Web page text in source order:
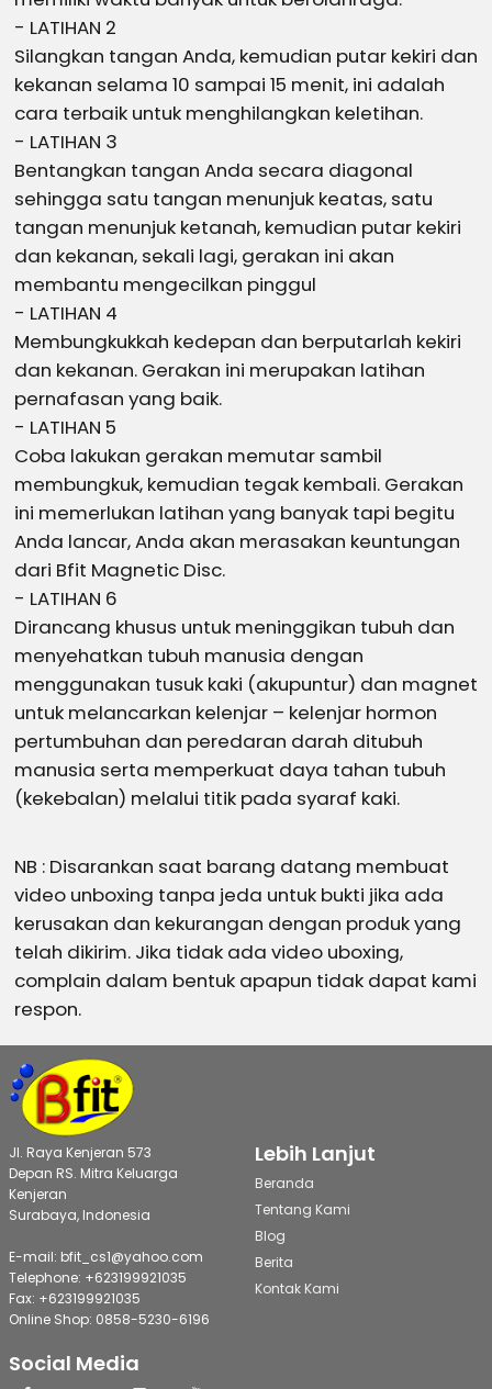
- LATIHAN 2
Silangkan tangan Anda, kemudian putar kekiri dan
kekanan selama 10 sampai 15 menit, ini adalah
cara terbaik untuk menghilangkan keletihan.
- LATIHAN 3
Bentangkan tangan Anda secara diagonal
sehingga satu tangan menunjuk keatas, satu
tangan menunjuk ketanah, kemudian putar kekiri
dan kekanan, sekali lagi, gerakan ini akan
membantu mengecilkan pinggul
- LATIHAN 4
Membungkukkah kedepan dan berputarlah kekiri
dan kekanan. Gerakan ini merupakan latihan
pernafasan yang baik.
- LATIHAN 5
Coba lakukan gerakan memutar sambil
membungkuk, kemudian tegak kembali. Gerakan
ini memerlukan latihan yang banyak tapi begitu
Anda lancar, Anda akan merasakan keuntungan
dari Bfit Magnetic Disc.
- LATIHAN 6
Dirancang khusus untuk meninggikan tubuh dan
menyehatkan tubuh manusia dengan
menggunakan tusuk kaki (akupuntur) dan magnet
untuk melancarkan kelenjar – kelenjar hormon
pertumbuhan dan peredaran darah ditubuh
manusia serta memperkuat daya tahan tubuh
(kekebalan) melalui titik pada syaraf kaki.
NB : Disarankan saat barang datang membuat
video unboxing tanpa jeda untuk bukti jika ada
kerusakan dan kekurangan dengan produk yang
telah dikirim. Jika tidak ada video uboxing,
complain dalam bentuk apapun tidak dapat kami
respon.
Jl. Raya Kenjeran 573
Depan RS. Mitra Keluarga
Kenjeran
Surabaya, Indonesia
E-mail: bfit_cs1@yahoo.com
Telephone: +623199921035
Fax: +623199921035
Online Shop: 0858-5230-6196
Lebih Lanjut
Beranda
Tentang Kami
Blog
Berita
Kontak Kami
Social Media